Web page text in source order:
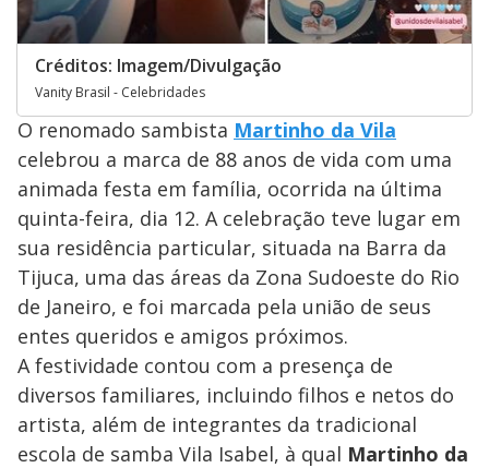
Créditos: Imagem/Divulgação
Vanity Brasil - Celebridades
O renomado sambista Martinho da Vila
celebrou a marca de 88 anos de vida com uma
animada festa em família, ocorrida na última
quinta-feira, dia 12. A celebração teve lugar em
sua residência particular, situada na Barra da
Tijuca, uma das áreas da Zona Sudoeste do Rio
de Janeiro, e foi marcada pela união de seus
entes queridos e amigos próximos.
A festividade contou com a presença de
diversos familiares, incluindo filhos e netos do
artista, além de integrantes da tradicional
escola de samba Vila Isabel, à qual Martinho da